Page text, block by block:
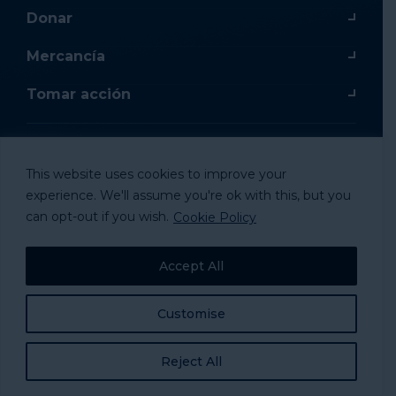
This website uses cookies to improve your
experience. We'll assume you're ok with this, but you
can opt-out if you wish. Cookie Policy
Customise
Reject All
Accept All
Donar
Mercancía
Tomar acción
© 2024 National Alliance to Homelessness, All
Rights Reserved.